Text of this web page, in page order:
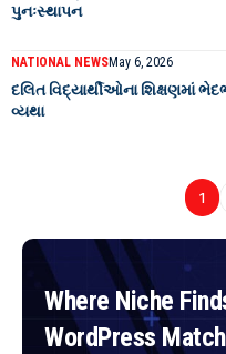
પુનઃસ્થાપન
NATIONAL NEWSMay 6, 2026
દલિત વિદ્યાર્થીઓના શિક્ષણમાં
વ્યથા
1
Where Niche
WordPress Match